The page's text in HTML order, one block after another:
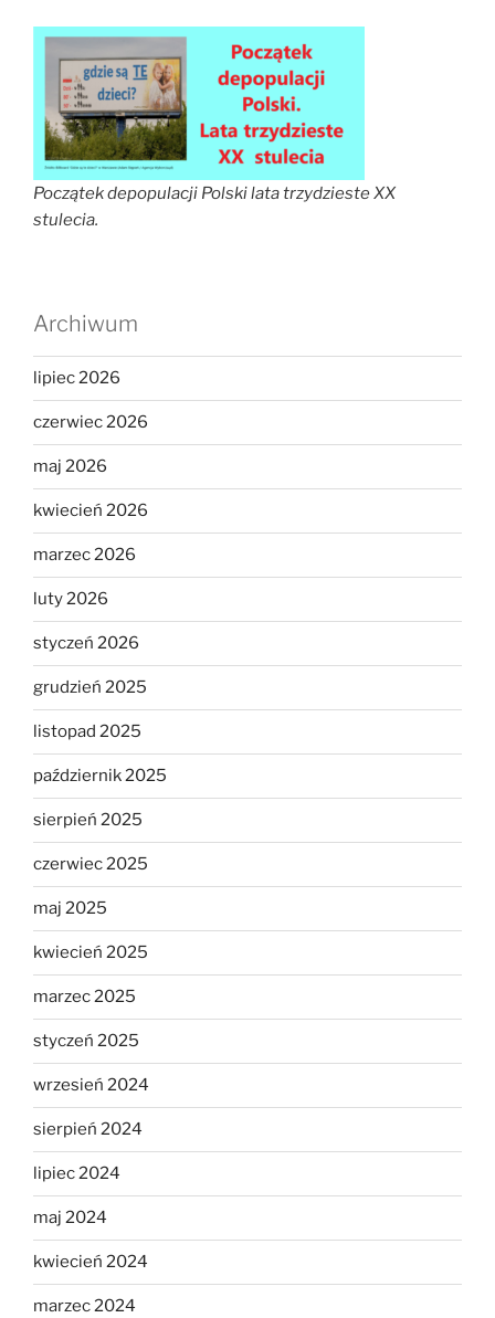
Początek depopulacji Polski lata trzydzieste XX
stulecia.
Archiwum
lipiec 2026
czerwiec 2026
maj 2026
kwiecień 2026
marzec 2026
luty 2026
styczeń 2026
grudzień 2025
listopad 2025
październik 2025
sierpień 2025
czerwiec 2025
maj 2025
kwiecień 2025
marzec 2025
styczeń 2025
wrzesień 2024
sierpień 2024
lipiec 2024
maj 2024
kwiecień 2024
marzec 2024